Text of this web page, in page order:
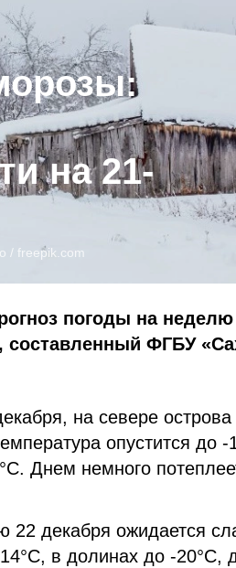
на 21-
/ freepik.com
погоды на
составленный ФГБУ
на севере
опустится до
Днем немного
22 декабря ожидается
в долинах до -20°С,